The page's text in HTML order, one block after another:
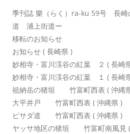
季刊誌 樂（らく）ra-ku 59号 長
道 浦上街道ー
移転のお知らせ
お知らせ ( 長崎県 )
妙相寺・富川渓谷の紅葉 ２ ( 長崎
妙相寺・富川渓谷の紅葉 １ ( 長崎
祖納岳の猪垣 竹富町西表 ( 沖縄
大平井戸 竹富町西表 ( 沖縄県 )
ピサダ道 竹富町西表 ( 沖縄県 )
ヤッサ地区の猪垣 竹富町南風見